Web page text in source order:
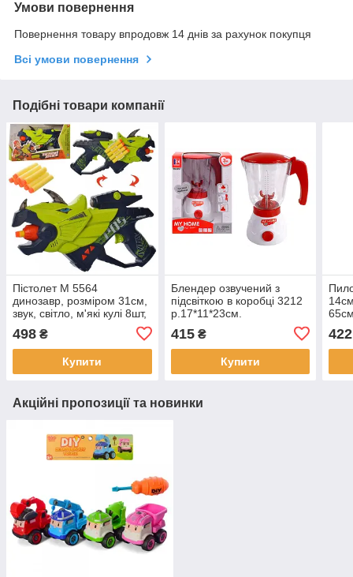
Умови повернення
Повернення товару впродовж 14 днів за рахунок покупця
Всі умови повернення
Подібні товари компанії
Пістолет М 5564
динозавр, розміром 31см,
звук, світло, м'які кулі 8шт,
коробці,38-23-7,5см
498 ₴
Купити
Блендер озвучений з
підсвіткою в коробці 3212
р.17*11*23см.
415₴
Купити
422
Акційні пропозиції та новинки